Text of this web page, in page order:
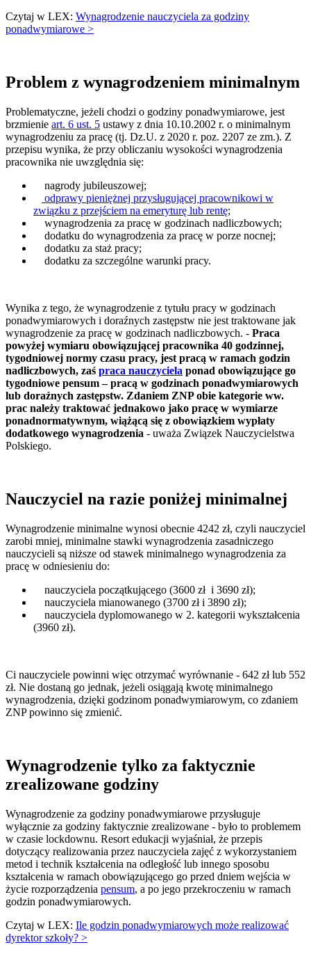
Czytaj w LEX: Wynagrodzenie nauczyciela za godziny
ponadwymiarowe >
Problem z wynagrodzeniem minimalnym
Problematyczne, jeżeli chodzi o godziny ponadwymiarowe, jest
brzmienie art. 6 ust. 5 ustawy z dnia 10.10.2002 r. o minimalnym
wynagrodzeniu za pracę (tj. Dz.U. z 2020 r. poz. 2207 ze zm.). Z
przepisu wynika, że przy obliczaniu wysokości wynagrodzenia
pracownika nie uwzględnia się:
nagrody jubileuszowej;
odprawy pieniężnej przysługującej pracownikowi w
związku z przejściem na emeryturę lub rentę;
wynagrodzenia za pracę w godzinach nadliczbowych;
dodatku do wynagrodzenia za pracę w porze nocnej;
dodatku za staż pracy;
dodatku za szczególne warunki pracy.
Wynika z tego, że wynagrodzenie z tytułu pracy w godzinach
ponadwymiarowych i doraźnych zastępstw nie jest traktowane jak
wynagrodzenie za pracę w godzinach nadliczbowych. - Praca
powyżej wymiaru obowiązującej pracownika 40 godzinnej,
tygodniowej normy czasu pracy, jest pracą w ramach godzin
nadliczbowych, zaś praca nauczyciela ponad obowiązujące go
tygodniowe pensum – pracą w godzinach ponadwymiarowych
lub doraźnych zastępstw. Zdaniem ZNP obie kategorie ww.
prac należy traktować jednakowo jako pracę w wymiarze
ponadnormatywnym, wiążącą się z obowiązkiem wypłaty
dodatkowego wynagrodzenia - uważa Związek Nauczycielstwa
Polskiego.
Nauczyciel na razie poniżej minimalnej
Wynagrodzenie minimalne wynosi obecnie 4242 zł, czyli nauczyciel
zarobi mniej, minimalne stawki wynagrodzenia zasadniczego
nauczycieli są niższe od stawek minimalnego wynagrodzenia za
pracę w odniesieniu do:
nauczyciela początkującego (3600 zł i 3690 zł);
nauczyciela mianowanego (3700 zł i 3890 zł);
nauczyciela dyplomowanego w 2. kategorii wykształcenia
(3960 zł).
Ci nauczyciele powinni więc otrzymać wyrównanie - 642 zł lub 552
zł. Nie dostaną go jednak, jeżeli osiągają kwotę minimalnego
wynagrodzenia, dzięki godzinom ponadwymiarowym, co zdaniem
ZNP powinno się zmienić.
Wynagrodzenie tylko za faktycznie
zrealizowane godziny
Wynagrodzenie za godziny ponadwymiarowe przysługuje
wyłącznie za godziny faktycznie zrealizowane - było to problemem
w czasie lockdownu. Resort edukacji wyjaśniał, że przepis
dotyczący realizowania przez nauczyciela zajęć z wykorzystaniem
metod i technik kształcenia na odległość lub innego sposobu
kształcenia w ramach obowiązującego go przed dniem wejścia w
życie rozporządzenia pensum, a po jego przekroczeniu w ramach
godzin ponadwymiarowych.
Czytaj w LEX: Ile godzin ponadwymiarowych może realizować
dyrektor szkoły? >